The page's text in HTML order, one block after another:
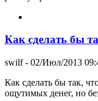
Как сделать бы
swilf- 02/Июл/2013
Как сделать бы так,
ощутимых денег, но